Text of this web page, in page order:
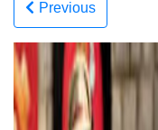
Previous